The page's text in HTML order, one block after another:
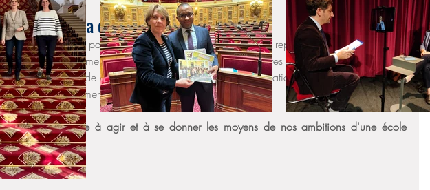
il y a désormais urgence à agir
59 élus, parlementaires, conseillers et délégués représentant les Français de
à interpeller Mme la ministre de l'Europe et des Affaires étrangères sur la mise en
dispositif d'aide à la scolarisation des élèves en situation de handicap géré par
pour l'enseignement français à l'étranger.
urgence à agir et à se donner les moyens de nos ambitions d'une école